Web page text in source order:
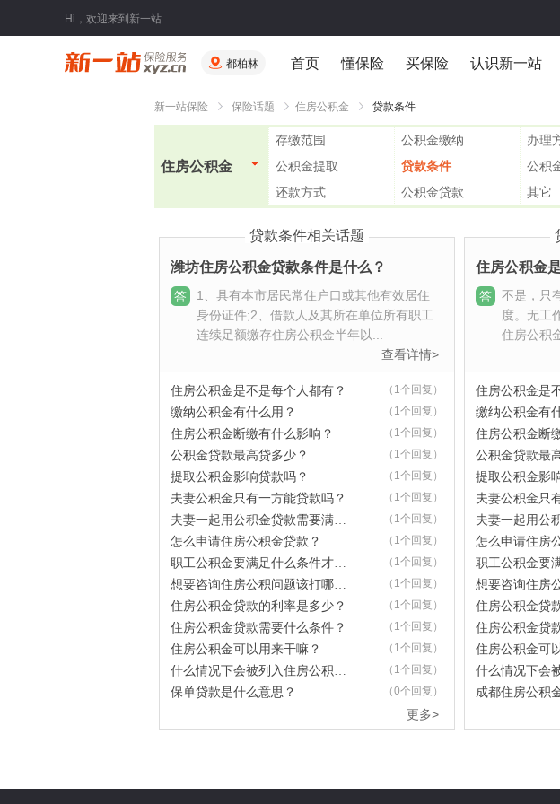
Hi，欢迎来到新一站
都柏林 首页 懂保险 买保险 认识新一站
新一站保险 保险话题 住房公积金 贷款条件
住房公积金
存缴范围 公积金缴纳 办理
公积金提取
贷款条件 公积
还款方式
公积金贷款 其它
贷款条件相关话题
潍坊住房公积金贷款条件是什么？
答
1、具有本市居民常住户口或其他有效居住
身份证件;2、借款人及其所在单位所有职工
连续足额缴存住房公积金半年以...
查看详情>
住房公积金是不是每个人都有？ （1个回复）
缴纳公积金有什么用？ （1个回复）
住房公积金断缴有什么影响？ （1个回复）
公积金贷款最高贷多少？ （1个回复）
提取公积金影响贷款吗？ （1个回复）
夫妻公积金只有一方能贷款吗？ （1个回复）
夫妻一起用公积金贷款需要满足什么条件？ （1个回复）
怎么申请住房公积金贷款？ （1个回复）
职工公积金要满足什么条件才能领取？ （1个回复）
想要咨询住房公积问题该打哪个电话？ （1个回复）
住房公积金贷款的利率是多少？ （1个回复）
住房公积金贷款需要什么条件？ （1个回复）
住房公积金可以用来干嘛？ （1个回复）
什么情况下会被列入住房公积金黑名单？ （1个回复）
保单贷款是什么意思？ （0个回复）
更多>
住房公积金
答
不是，只
度。无工
住房公积
住房公积金是
缴纳公积金有
住房公积金断
公积金贷款最
提取公积金影
夫妻公积金只
怎么申请住房
住房公积金贷
住房公积金贷
住房公积金可